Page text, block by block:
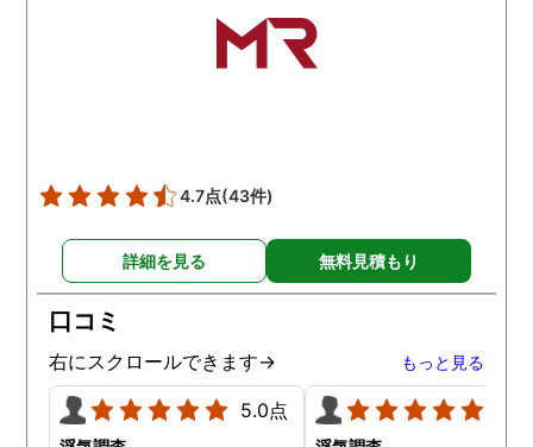
かり注意してくださる方で
した。本当に感謝してま
す。また分からない事があ
がとうございました！！
4.7点(43件)
詳細を見る 無料見積もり
口コミ
右にスクロールできます→ もっと見る
5.0点